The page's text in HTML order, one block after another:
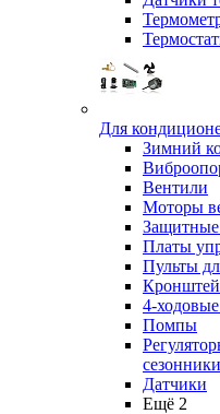
Для
Зимний
Вентили
Моторы
Защитные
Платы
Пульты
4-
Помпы
сезонники
Датчики
Ещё 2